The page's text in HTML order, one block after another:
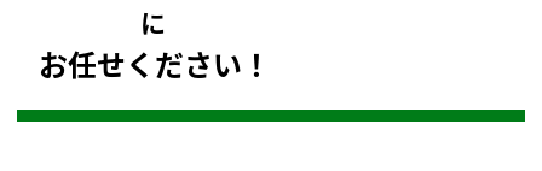
に
お任せください！